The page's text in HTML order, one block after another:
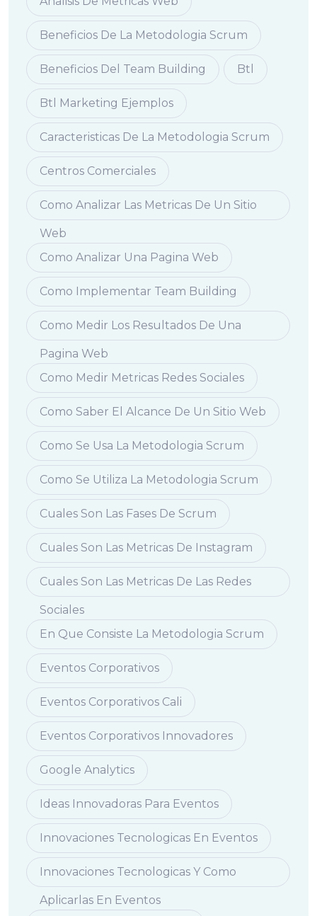
Beneficios De La Metodologia Scrum
Beneficios Del Team Building Btl
Btl Marketing Ejemplos
Caracteristicas De La Metodologia Scrum
Centros Comerciales
Como Analizar Las Metricas De Un Sitio
Web
Como Analizar Una Pagina Web
Como Implementar Team Building
Como Medir Los Resultados De Una
Pagina Web
Como Medir Metricas Redes Sociales
Como Saber El Alcance De Un Sitio Web
Como Se Usa La Metodologia Scrum
Como Se Utiliza La Metodologia Scrum
Cuales Son Las Fases De Scrum
Cuales Son Las Metricas De Instagram
Cuales Son Las Metricas De Las Redes
Sociales
En Que Consiste La Metodologia Scrum
Eventos Corporativos
Eventos Corporativos Cali
Eventos Corporativos Innovadores
Google Analytics
Ideas Innovadoras Para Eventos
Innovaciones Tecnologicas En Eventos
Innovaciones Tecnologicas Y Como
Aplicarlas En Eventos